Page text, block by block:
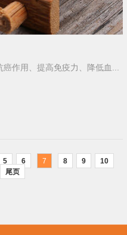
作用、提高免疫力、降低血...
5 6 7 8 9
10
尾页